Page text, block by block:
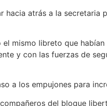
atrás a la
mismo libreto que
y con las fuerzas de
a los empujones para
del bloque